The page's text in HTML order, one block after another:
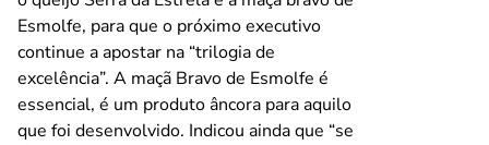
Esmolfe, para que o próximo executivo
continue a apostar na “trilogia de
excelência”. A maçã Bravo de Esmolfe é
essencial, é um produto âncora para aquilo
que foi desenvolvido. Indicou ainda que “se